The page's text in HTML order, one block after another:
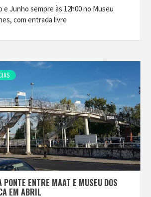
e Junho sempre às 12h00 no Museu
com entrada livre
PONTE ENTRE MAAT E MUSEU DOS
EM ABRIL